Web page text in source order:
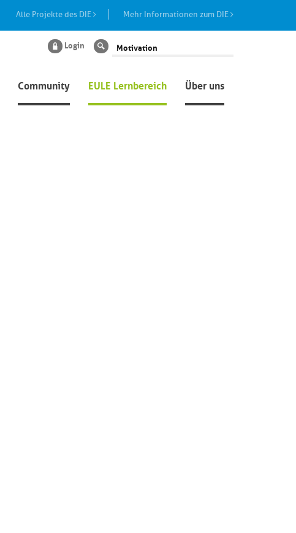
Alle Projekte des DIE Mehr Informationen zum DIE
Community EULE Lernbereich Über uns
Login Suche